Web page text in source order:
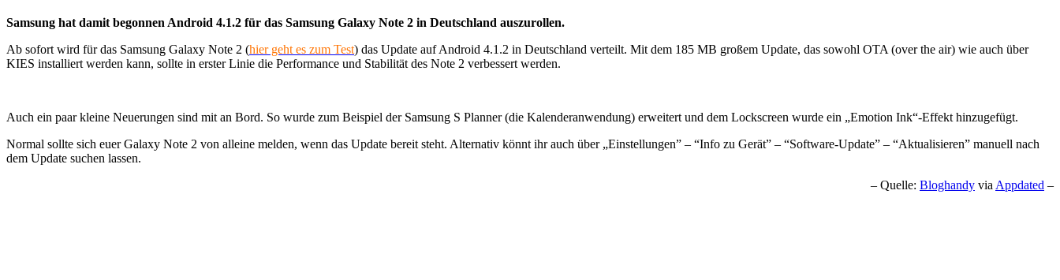
Samsung hat damit begonnen Android 4.1.2 für das Samsung Galaxy Note 2 in Deutschland auszurollen.
Ab sofort wird für das Samsung Galaxy Note 2 (hier geht es zum Test) das Update auf Android 4.1.2 in Deutschland verteilt. Mit dem 185 MB großem Update, das sowohl OTA (over the air) wie auch über
KIES installiert werden kann, sollte in erster Linie die Performance und Stabilität des Note 2 verbessert werden.
Auch ein paar kleine Neuerungen sind mit an Bord. So wurde zum Beispiel der Samsung S Planner (die Kalenderanwendung) erweitert und dem Lockscreen wurde ein „Emotion Ink“-Effekt hinzugefügt.
Normal sollte sich euer Galaxy Note 2 von alleine melden, wenn das Update bereit steht. Alternativ könnt ihr auch über „Einstellungen” – “Info zu Gerät” – “Software-Update” – “Aktualisieren” manuell nach
dem Update suchen lassen.
– Quelle: Bloghandy via Appdated –